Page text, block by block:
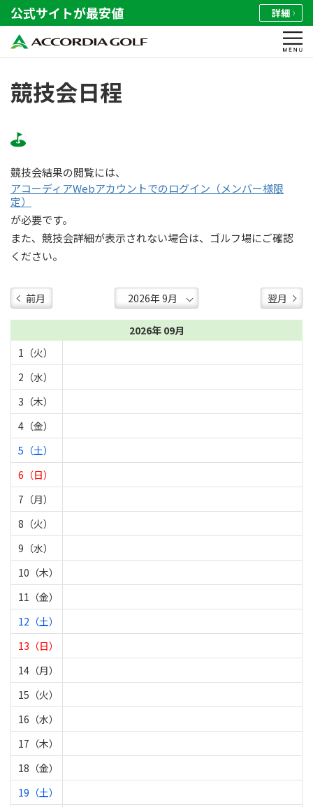
公式サイトが最安値 詳細
競技会日程
競技会結果の閲覧には、
アコーディアWebアカウントでのログイン（メンバー様限
定）
が必要です。
また、競技会詳細が表示されない場合は、ゴルフ場にご確認
ください。
前月 翌月
2026年 09月
1（火）
2（水）
3（木）
4（金）
5（土）
6（日）
7（月）
8（火）
9（水）
10（木）
11（金）
12（土）
13（日）
14（月）
15（火）
16（水）
17（木）
18（金）
19（土）